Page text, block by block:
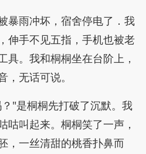
暴雨冲坏，宿舍停电了．我
伸手不见五指，手机也被老
具。我和桐桐坐在台阶上，
无话可说。
"是桐桐先打破了沉默。我
咕叫起来。桐桐笑了一声，
，一丝清甜的桃香扑鼻而